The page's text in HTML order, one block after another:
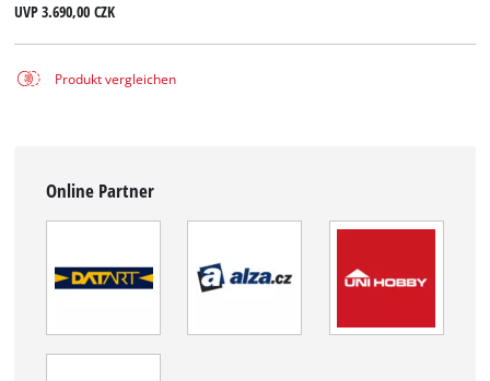
UVP3.690,00 CZK
Produkt vergleichen
Online Partner